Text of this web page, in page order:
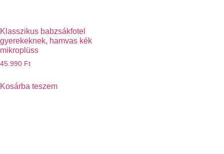
Klasszikus babzsákfotel
gyerekeknek, hamvas kék
mikroplüss
45.990 Ft
Kosárba teszem